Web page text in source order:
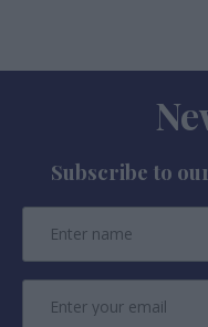
Subscribe to